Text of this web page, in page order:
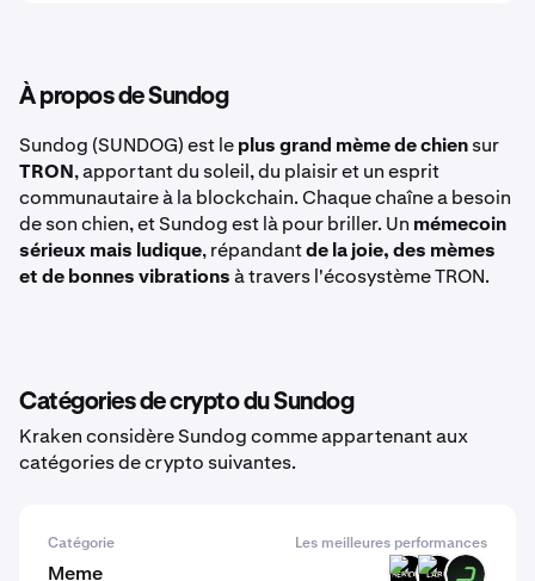
À propos de Sundog
Sundog (SUNDOG) est leplus grand mème de chiensur
TRON, apportant du soleil, du plaisir et un esprit
communautaire à la blockchain. Chaque chaîne a besoin
de son chien, et Sundog est là pour briller. Un mémecoin
sérieux mais ludique, répandantde la joie, des mèmes
et de bonnes vibrationsà travers l'écosystème TRON.
Catégories de crypto du Sundog
Kraken considère Sundog comme appartenant aux
catégories de crypto suivantes.
Catégorie Les meilleures performances
Meme SERIOUSLARP DARK